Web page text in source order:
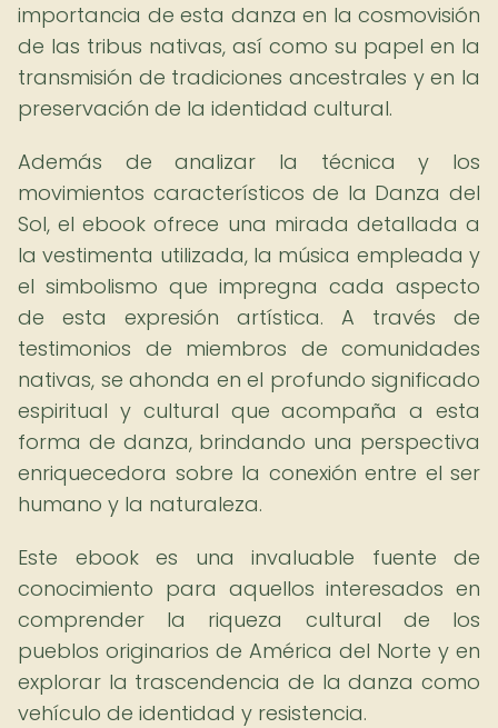
importancia de esta danza en la cosmovisión
de las tribus nativas, así como su papel en la
transmisión de tradiciones ancestrales y en la
preservación de la identidad cultural.
Además de analizar la técnica y los
movimientos característicos de la Danza del
Sol, el ebook ofrece una mirada detallada a
la vestimenta utilizada, la música empleada y
el simbolismo que impregna cada aspecto
de esta expresión artística. A través de
testimonios de miembros de comunidades
nativas, se ahonda en el profundo significado
espiritual y cultural que acompaña a esta
forma de danza, brindando una perspectiva
enriquecedora sobre la conexión entre el ser
humano y la naturaleza.
Este ebook es una invaluable fuente de
conocimiento para aquellos interesados en
comprender la riqueza cultural de los
pueblos originarios de América del Norte y en
explorar la trascendencia de la danza como
vehículo de identidad y resistencia.